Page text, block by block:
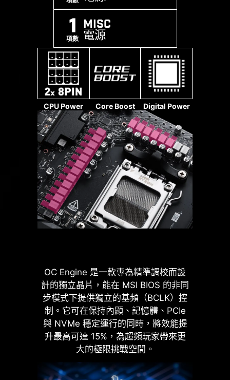
1
項數
MISC
電源
CPU Power Core Boost Digital Power
OC Engine 是一款專為精準調校而設
計的獨立晶片，能在 MSI BIOS 的非同
步模式下提供獨立的基頻（BCLK）控
制。它可在保持內顯、記憶體、PCIe
與 NVMe 穩定運行的同時，將效能提
升最高可達 15%，為超頻玩家帶來更
大的極限挑戰空間。
*Memory compatibility and supported
speeds can vary depending on the CPU
and memory configuration.
“High-Efficiency“高效模式旨在透過增
加記憶體頻寬並降低延遲來優化記憶體
性能。四組記憶體時序設定可讓用戶根
據記憶體模組的體質找到最佳配置組
合。
LATENCY KILLER
MSI AM5 腳位主機板BIOS 全面導入全
新 Latency Killer 延遲殺手 功能。使用
者只需在 BIOS 中啟用 Latency Killer，
即可在高頻運行記憶體時，將延遲最多
降低 12%。
MSI 主機板4-pin、8-pin 和24-pin 電
源接頭均採用實心針腳設計。實心針腳
設計優點在於處理高電流負載時，能更
安全且穩定地將12V 電力傳輸至處理
器。
實心針腳電源連接埠的優勢
提升穩定性：較大的接觸面積，強
化電力傳輸的穩定性。
的耐用性，能夠應對嚴苛的使用環
境。
適用於高電流應用。